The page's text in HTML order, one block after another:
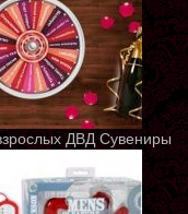
ДВД Сувениры